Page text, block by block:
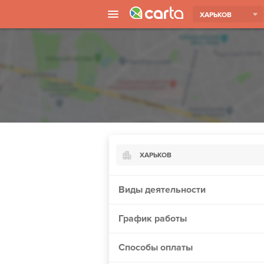
ХАРЬКОВ
ХАРЬКОВ
Борисполь
Виды деятельности
График работы
Способы оплаты